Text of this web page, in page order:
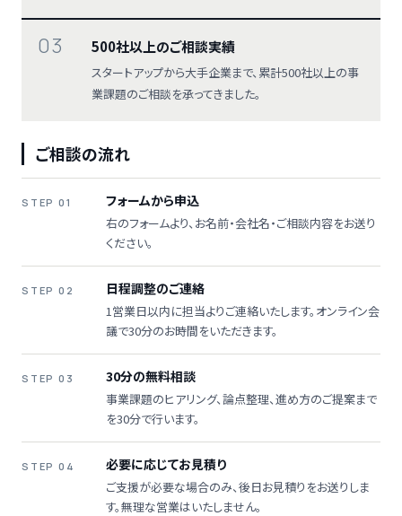
03 500社以上のご相談実績
スタートアップから大手企業まで、累計500社以上の事
業課題のご相談を承ってきました。
ご相談の流れ
STEP 01 フォームから申込
右のフォームより、お名前・会社名・ご相談内容をお送り
ください。
STEP 02 日程調整のご連絡
1営業日以内に担当よりご連絡いたします。オンライン会
議で30分のお時間をいただきます。
STEP 03 30分の無料相談
事業課題のヒアリング、論点整理、進め方のご提案まで
を30分で行います。
STEP 04 必要に応じてお見積り
ご支援が必要な場合のみ、後日お見積りをお送りしま
す。無理な営業はいたしません。